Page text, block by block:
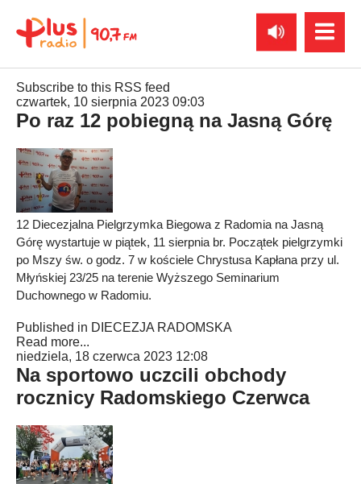
Subscribe to this RSS feed
czwartek, 10 sierpnia 2023 09:03
Po raz 12 pobiegną na Jasną Górę
12 Diecezjalna Pielgrzymka Biegowa z Radomia na Jasną
Górę wystartuje w piątek, 11 sierpnia br. Początek pielgrzymki
po Mszy św. o godz. 7 w kościele Chrystusa Kapłana przy ul.
Młyńskiej 23/25 na terenie Wyższego Seminarium
Duchownego w Radomiu.
Published in DIECEZJA RADOMSKA
Read more...
niedziela, 18 czerwca 2023 12:08
Na sportowo uczcili obchody
rocznicy Radomskiego Czerwca